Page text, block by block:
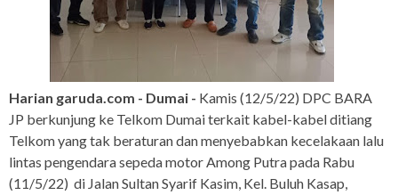
Harian garuda.com - Dumai - Kamis (12/5/22) DPC BARA
JP berkunjung ke Telkom Dumai terkait kabel-kabel ditiang
Telkom yang tak beraturan dan menyebabkan kecelakaan lalu
lintas pengendara sepeda motor Among Putra pada Rabu
(11/5/22) di Jalan Sultan Syarif Kasim, Kel. Buluh Kasap,